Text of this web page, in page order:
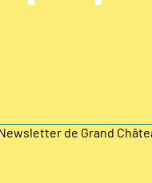
de Grand